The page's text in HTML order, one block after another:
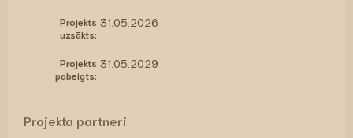
Projekts
uzsākts:
31.05.2026
Projekts
pabeigts:
31.05.2029
Projekta partneri